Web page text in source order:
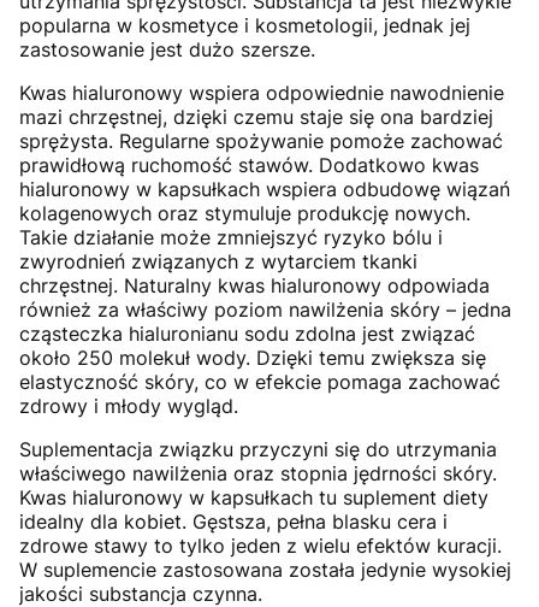
popularna w kosmetyce i kosmetologii, jednak jej
zastosowanie jest dużo szersze.
Kwas hialuronowy wspiera odpowiednie nawodnienie
mazi chrzęstnej, dzięki czemu staje się ona bardziej
sprężysta. Regularne spożywanie pomoże zachować
prawidłową ruchomość stawów. Dodatkowo kwas
hialuronowy w kapsułkach wspiera odbudowę wiązań
kolagenowych oraz stymuluje produkcję nowych.
Takie działanie może zmniejszyć ryzyko bólu i
zwyrodnień związanych z wytarciem tkanki
chrzęstnej. Naturalny kwas hialuronowy odpowiada
również za właściwy poziom nawilżenia skóry – jedna
cząsteczka hialuronianu sodu zdolna jest związać
około 250 molekuł wody. Dzięki temu zwiększa się
elastyczność skóry, co w efekcie pomaga zachować
zdrowy i młody wygląd.
Suplementacja związku przyczyni się do utrzymania
właściwego nawilżenia oraz stopnia jędrności skóry.
Kwas hialuronowy w kapsułkach tu suplement diety
idealny dla kobiet. Gęstsza, pełna blasku cera i
zdrowe stawy to tylko jeden z wielu efektów kuracji.
W suplemencie zastosowana została jedynie wysokiej
jakości substancja czynna.